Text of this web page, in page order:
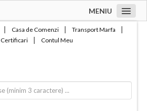
MENIU
Casa de Comenzi
Transport Marfa
Certificari
Contul Meu